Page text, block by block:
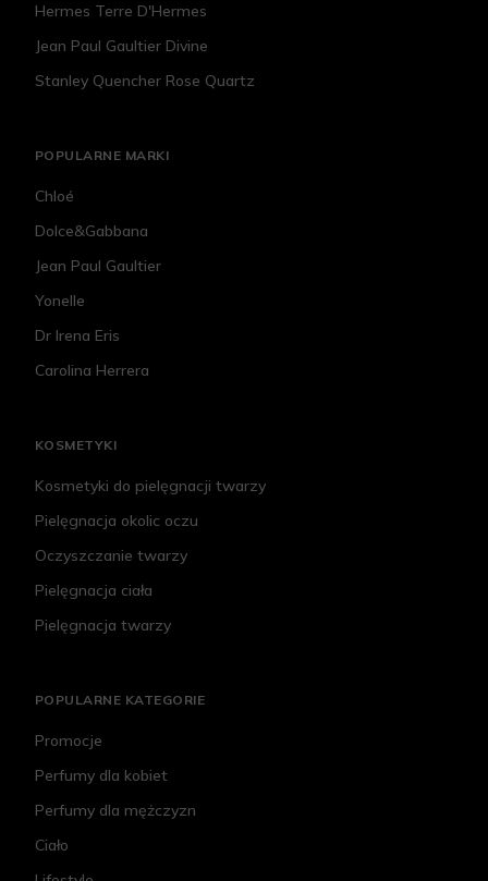
Hermes Terre D'Hermes
Jean Paul Gaultier Divine
Stanley Quencher Rose Quartz
POPULARNE MARKI
Chloé
Dolce&Gabbana
Jean Paul Gaultier
Yonelle
Dr Irena Eris
Carolina Herrera
KOSMETYKI
Kosmetyki do pielęgnacji twarzy
Pielęgnacja okolic oczu
Oczyszczanie twarzy
Pielęgnacja ciała
Pielęgnacja twarzy
POPULARNE KATEGORIE
Promocje
Perfumy dla kobiet
Perfumy dla mężczyzn
Ciało